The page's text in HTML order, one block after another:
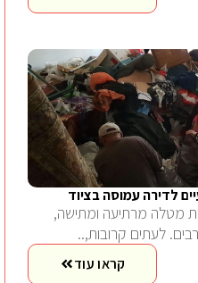
לדירה עמוסה בציוד
מטלה מרתיעה ומתישה,
לעתים קרובות,..
קראו עוד